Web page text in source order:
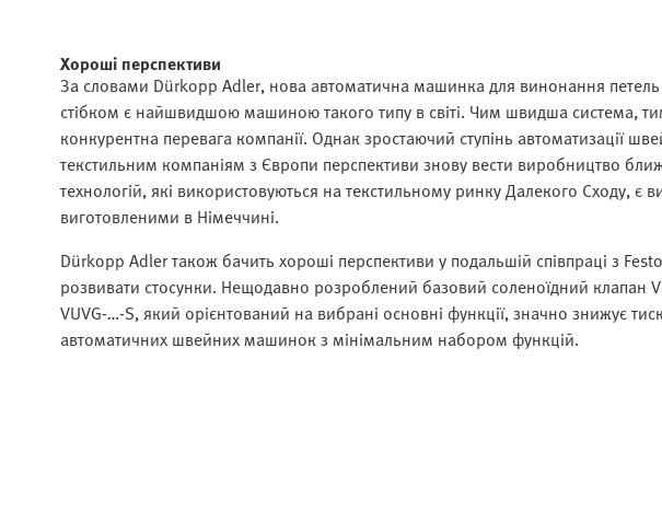
Хороші перспективи
За словами Dürkopp Adler, нова автоматична машинка для винонання
стібком є найшвидшою машиною такого типу в світі. Чим швидша система,
конкурентна перевага компанії. Однак зростаючий ступінь автоматизації
текстильним компаніям з Європи перспективи знову вести виробництво
технологій, які використовуються на текстильному ринку Далекого Сходу, є
виготовленими в Німеччині.
Dürkopp Adler також бачить хороші перспективи у подальшій співпраці з
розвивати стосунки. Нещодавно розроблений базовий соленоїдний клапан
VUVG-…-S, який орієнтований на вибрані основні функції, значно знижує
автоматичних швейних машинок з мінімальним набором функцій.